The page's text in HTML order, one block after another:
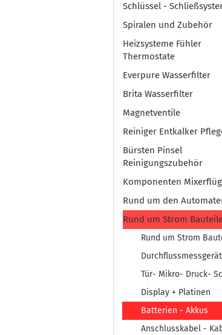
Schlüssel -
Spiralen und Zubehör
Heizsysteme Fühler
Thermostate
Everpure Wasserfilter
Brita Wasserfilter
Magnetventile
Reiniger Entkalker
Bürsten Pinsel
Reinigungszubehör
Komponenten
Rund um den
Rund um Strom
Rund um Strom
Tür- Mikro- Druck-
Display + Platinen
Batterien - Akkus
Anschlusskabel -